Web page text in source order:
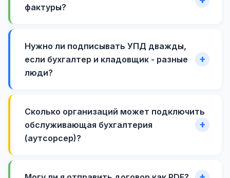
фактуры?
Нужно ли подписывать УПД дважды,
если бухгалтер и кладовщик - разные
люди?
Сколько организаций может подключить
обслуживающая бухгалтерия
(аутсорсер)?